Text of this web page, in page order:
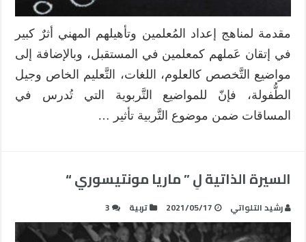
مقدمة لمناهج إعداد المُعلمين وتأهيلهم المهني أثرٌ كبير
في إتقان عَملهم كمعلمين في المستقبل، وبالإضافة إلى
مواضيع التَّخصص كالعلوم، اللغات، التَّعليم الخاص وجيل
الطُّفولة، فإنّ للمواضيع التَّربوية التي تُدرس في
المساقات ضمن موضوع التَّربية تأثير …
السيرة الذاتية لِ ” ماريا مونتيسوري “
رشيد التلواتي 2021/05/17 تربية 3